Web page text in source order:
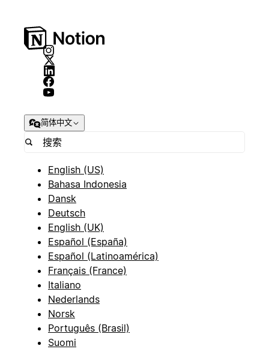
简体中文
English (US)
Bahasa Indonesia
Dansk
Deutsch
English (UK)
Español (España)
Español (Latinoamérica)
Français (France)
Italiano
Nederlands
Norsk
Português (Brasil)
Suomi